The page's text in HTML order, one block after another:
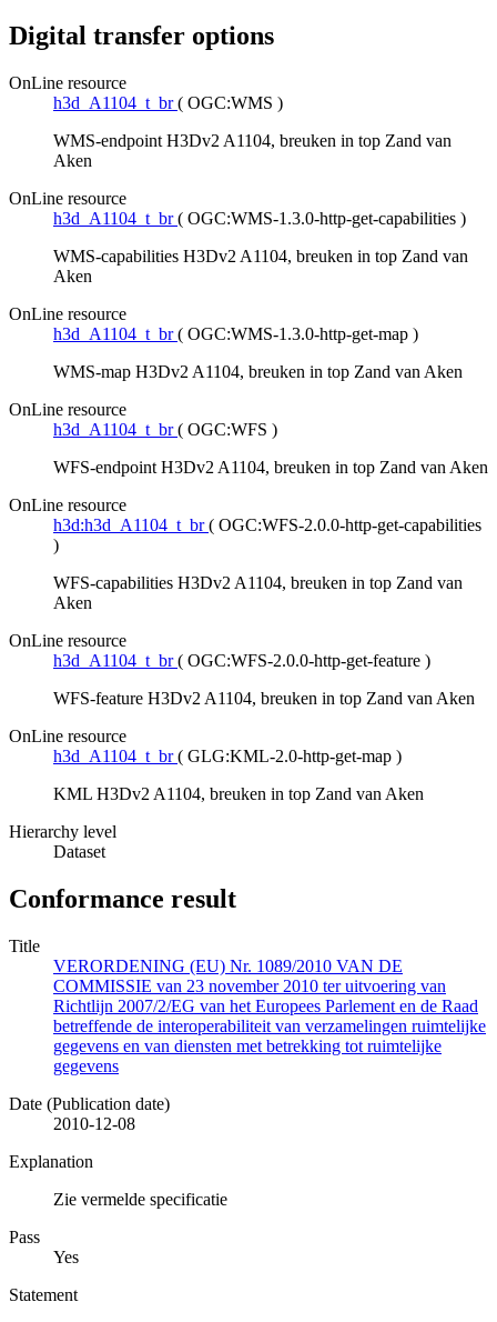
Digital transfer options
OnLine resource
h3d_A1104_t_br ( OGC:WMS )
WMS-endpoint H3Dv2 A1104, breuken in top Zand van
Aken
OnLine resource
h3d_A1104_t_br ( OGC:WMS-1.3.0-http-get-capabilities )
WMS-capabilities H3Dv2 A1104, breuken in top Zand van
Aken
OnLine resource
h3d_A1104_t_br ( OGC:WMS-1.3.0-http-get-map )
WMS-map H3Dv2 A1104, breuken in top Zand van Aken
OnLine resource
h3d_A1104_t_br ( OGC:WFS )
WFS-endpoint H3Dv2 A1104, breuken in top Zand van Aken
OnLine resource
h3d:h3d_A1104_t_br ( OGC:WFS-2.0.0-http-get-capabilities
)
WFS-capabilities H3Dv2 A1104, breuken in top Zand van
Aken
OnLine resource
h3d_A1104_t_br ( OGC:WFS-2.0.0-http-get-feature )
WFS-feature H3Dv2 A1104, breuken in top Zand van Aken
OnLine resource
h3d_A1104_t_br ( GLG:KML-2.0-http-get-map )
KML H3Dv2 A1104, breuken in top Zand van Aken
Hierarchy level
Dataset
Conformance result
Title
VERORDENING (EU) Nr. 1089/2010 VAN DE
COMMISSIE van 23 november 2010 ter uitvoering van
Richtlijn 2007/2/EG van het Europees Parlement en de Raad
betreffende de interoperabiliteit van verzamelingen ruimtelijke
gegevens en van diensten met betrekking tot ruimtelijke
gegevens
Date (Publication date)
2010-12-08
Explanation
Zie vermelde specificatie
Pass
Yes
Statement